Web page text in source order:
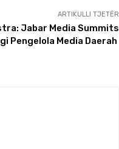
ARTIKULLI TJETËR
Jabar Media Summits
Pengelola Media Daerah